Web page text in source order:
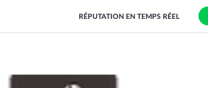
RÉPUTATION EN TEMPS RÉEL